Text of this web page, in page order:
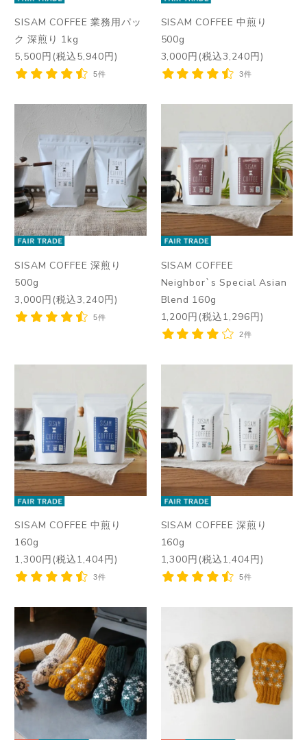
SISAM COFFEE 業務用パッ
ク 深煎り 1kg
5,500円(税込5,940円)
5件
SISAM COFFEE 中煎り
500g
3,000円(税込3,240円)
3件
SISAM COFFEE 深煎り
500g
3,000円(税込3,240円)
5件
SISAM COFFEE
Neighbor`s Special Asian
Blend 160g
1,200円(税込1,296円)
2件
SISAM COFFEE 中煎り
160g
1,300円(税込1,404円)
3件
SISAM COFFEE 深煎り
160g
1,300円(税込1,404円)
5件